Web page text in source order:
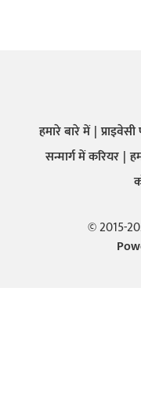
हमारे बारे में
सन्मार्ग में करियर
© 2015-